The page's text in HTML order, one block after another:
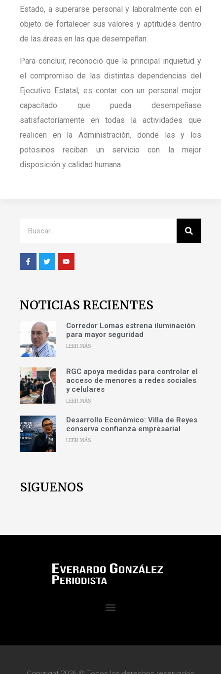
Estado, a superarse personal y laboralmente con el
objeto de fortalecer sus valores y aptitudes dentro
de las áreas en las que desempeñan.
Para concluir, reconoció que la principal inquietud y
el compromiso de las distintas dependencias del
Ejecutivo Estatal, es contar con un personal mejor
capacitado que pueda desempeñase
satisfactoriamente en todas la actividades que
realicen en la Administración, donde las y los
potosinos reciban un servicio con la mejor
disposición y calidad humana.
NOTICIAS RECIENTES
Corredor Lomas estrena iluminación
para mayor seguridad
LEER MÁS
RGC apoya medidas para controlar el
acceso de menores a redes sociales
y celulares
LEER MÁS
Desarrollo Económico: Villa de Reyes
conserva confianza empresarial
LEER MÁS
SIGUENOS